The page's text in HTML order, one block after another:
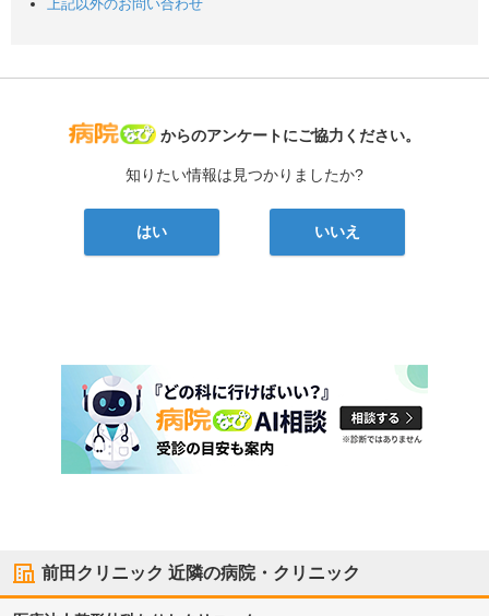
上記以外のお問い合わせ
病院なび
からのアンケートにご協力ください。
知りたい情報は見つかりましたか?
はい いいえ
前田クリニック 近隣の病院・クリニック